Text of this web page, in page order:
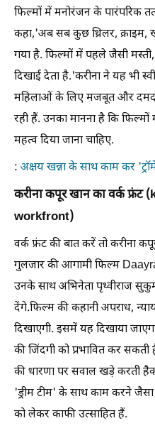
फिल्मों में मनोरंजन के पारंपरिक
कहा,'अब सब कुछ थ्रिलर, क्राइम,
गया है. फिल्मों में पहले जैसी
दिखाई देता है.'करीना ने यह भी
महिलाओं के लिए मजबूत और
रही हैं. उनका मानना है कि फिल्मों
महत्व दिया जाना चाहिए.
: अक्षय खन्ना के साथ काम कर
करीना कपूर खान का वर्क
workfront)
वर्क फ्रंट की बात करें तो करीना
गुलजार की आगामी फिल्म
उनके साथ अभिनेता पृथ्वीराज
देंगे.फिल्म की कहानी अपराध,
दिखाएगी. इसमें यह दिखाया
की जिंदगी को प्रभावित कर
की धारणा पर सवाल खड़े करती
'ड्रीम टीम' के साथ काम करने
को लेकर काफी उत्साहित हैं.